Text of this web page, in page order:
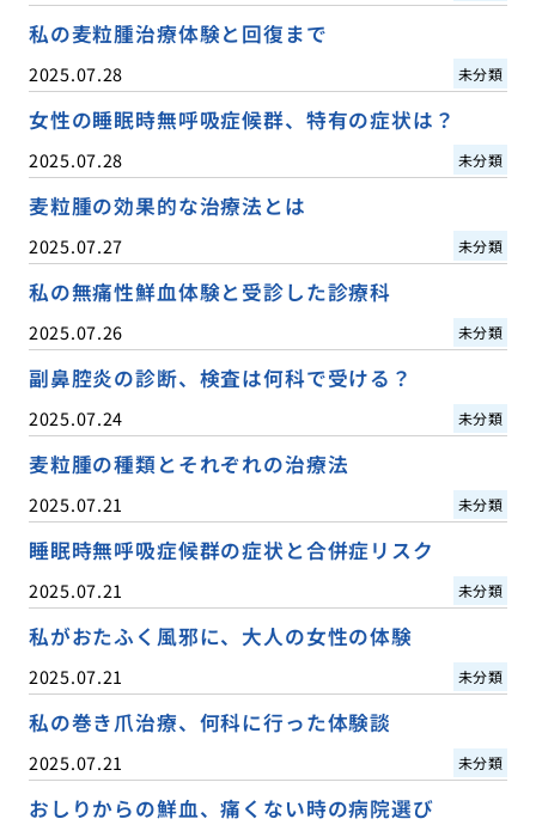
私の麦粒腫治療体験と回復まで
2025.07.28 未分類
女性の睡眠時無呼吸症候群、特有の症状は？
2025.07.28 未分類
麦粒腫の効果的な治療法とは
2025.07.27 未分類
私の無痛性鮮血体験と受診した診療科
2025.07.26 未分類
副鼻腔炎の診断、検査は何科で受ける？
2025.07.24 未分類
麦粒腫の種類とそれぞれの治療法
2025.07.21 未分類
睡眠時無呼吸症候群の症状と合併症リスク
2025.07.21 未分類
私がおたふく風邪に、大人の女性の体験
2025.07.21 未分類
私の巻き爪治療、何科に行った体験談
2025.07.21 未分類
おしりからの鮮血、痛くない時の病院選び